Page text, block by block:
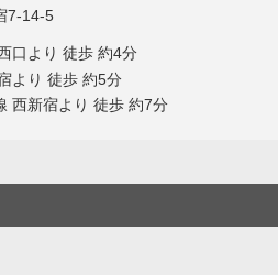
7-14-5
口より 徒歩 約4分
より 徒歩 約5分
西新宿より 徒歩 約7分